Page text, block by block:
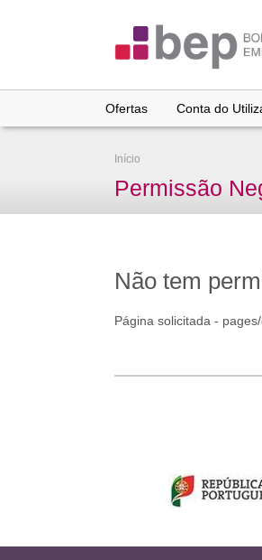
Ofertas Conta do
Início
Permissão
Não tem
Página solicitada -